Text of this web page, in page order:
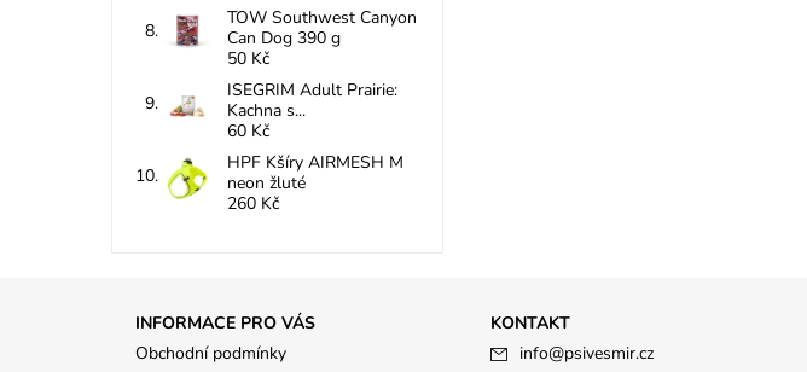
TOW Southwest Canyon
Can Dog 390 g
50 Kč
ISEGRIM Adult Prairie:
Kachna s...
60 Kč
HPF Kšíry AIRMESH M
neon žluté
260 Kč
INFORMACE PRO VÁS
Obchodní podmínky
KONTAKT
info@psivesmir.cz